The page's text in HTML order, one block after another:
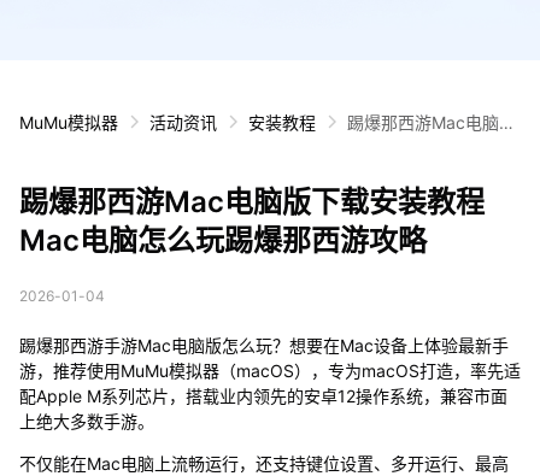
MuMu模拟器 活动资讯 安装教程
踢爆那西游Mac电脑版
踢爆那西游Mac电脑版下载安装教程
Mac电脑怎么玩踢爆那西游攻略
2026-01-04
踢爆那西游手游Mac电脑版怎么玩？想要在Mac设备上体验最新手
游，推荐使用MuMu模拟器（macOS），专为macOS打造，率先适
配Apple M系列芯片，搭载业内领先的安卓12操作系统，兼容市面
上绝大多数手游。
不仅能在Mac电脑上流畅运行，还支持键位设置、多开运行、最高